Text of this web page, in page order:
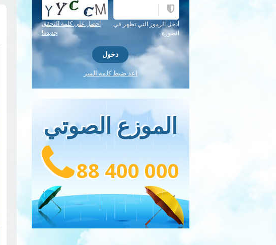
أدخل الرموز التي تظهر في
الصورة.
احصل على كلمة التحقق
جديدة!
اعد ضبط كلمه السر
الموزع الصوتي
88 400 000